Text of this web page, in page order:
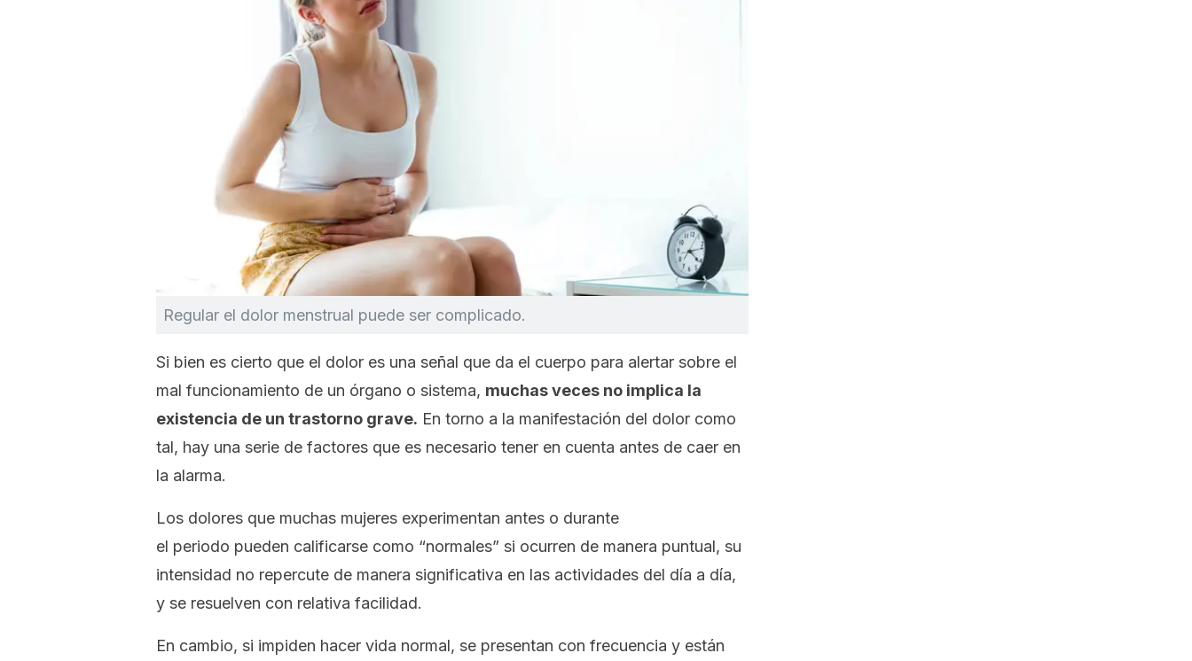
Regular el dolor menstrual puede ser complicado.
Si bien es cierto que el dolor es una señal que da el cuerpo para alertar sobre el
mal funcionamiento de un órgano o sistema, muchas veces no implica la
existencia de un trastorno grave. En torno a la manifestación del dolor como
tal, hay una serie de factores que es necesario tener en cuenta antes de caer en
la alarma.
Los dolores que muchas mujeres experimentan antes o durante
el periodo pueden calificarse como “normales” si ocurren de manera puntual, su
intensidad no repercute de manera significativa en las actividades del día a día,
y se resuelven con relativa facilidad.
En cambio, si impiden hacer vida normal, se presentan con frecuencia y están